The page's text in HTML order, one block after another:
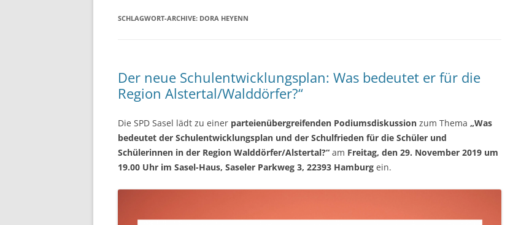
SCHLAGWORT-ARCHIVE: DORA HEYENN
Der neue Schulentwicklungsplan: Was bedeutet er für die
Region Alstertal/Walddörfer?“
Die SPD Sasel lädt zu einer parteienübergreifenden Podiumsdiskussion zum Thema „Was
bedeutet der Schulentwicklungsplan und der Schulfrieden für die Schüler und
Schülerinnen in der Region Walddörfer/Alstertal?“ am Freitag, den 29. November 2019 um
19.00 Uhr im Sasel-Haus, Saseler Parkweg 3, 22393 Hamburg ein.